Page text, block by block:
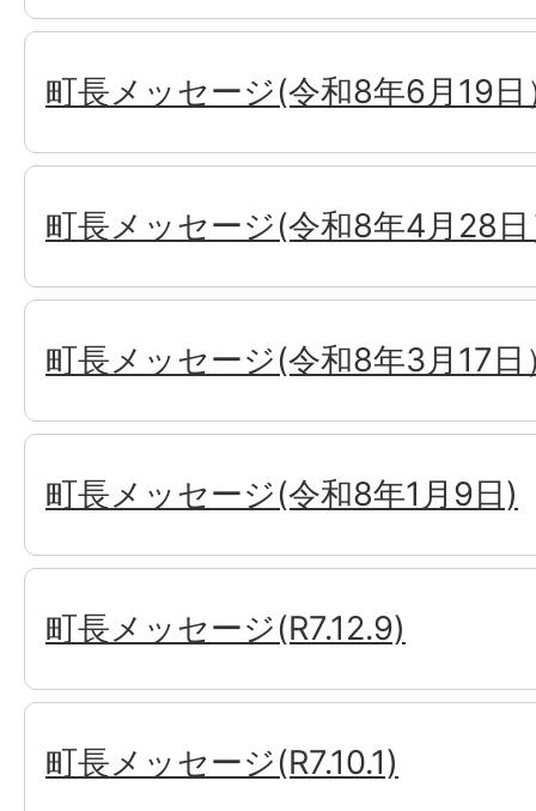
町長メッセージ(令和8年6月19日
町長メッセージ(令和8年4月28
町長メッセージ(令和8年3月17日
町長メッセージ(令和8年1月9日)
町長メッセージ(R7.12.9)
町長メッセージ(R7.10.1)